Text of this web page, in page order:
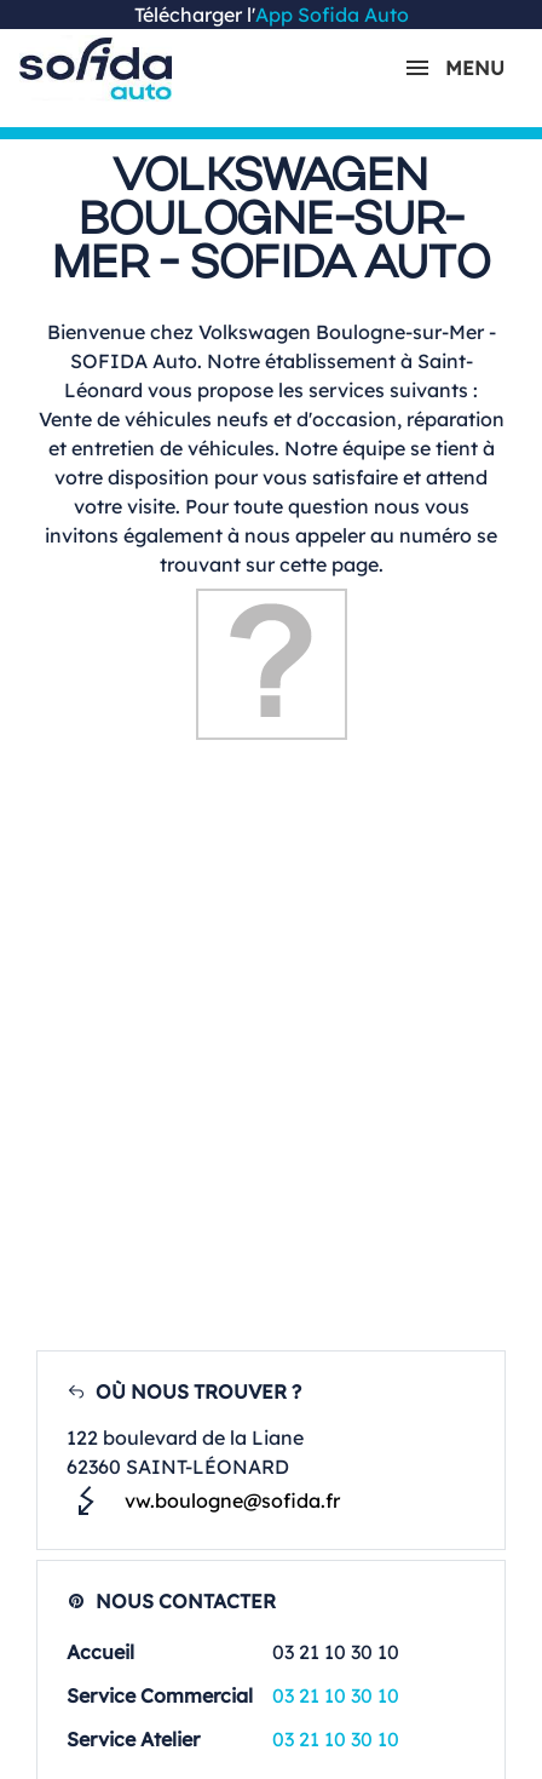
Télécharger l'App Sofida Auto
MENU
VOLKSWAGEN
BOULOGNE-SUR-
MER - SOFIDA AUTO
Bienvenue chez Volkswagen Boulogne-sur-Mer -
SOFIDA Auto. Notre établissement à Saint-
Léonard vous propose les services suivants :
Vente de véhicules neufs et d'occasion, réparation
et entretien de véhicules. Notre équipe se tient à
votre disposition pour vous satisfaire et attend
votre visite. Pour toute question nous vous
invitons également à nous appeler au numéro se
trouvant sur cette page.
OÙ NOUS TROUVER ?
122 boulevard de la Liane
62360 SAINT-LÉONARD
vw.boulogne@sofida.fr
NOUS CONTACTER
Accueil
03 21 10 30 10
Service Commercial
03 21 10 30 10
Service Atelier
03 21 10 30 10